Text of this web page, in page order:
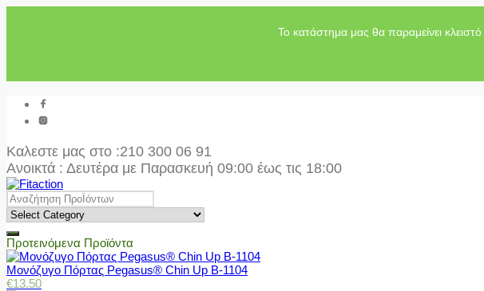
Το κατάστημα μας θα παραμείνει
Καλεστε μας στο :210 300 06 91
Ανοικτά : Δευτέρα με Παρασκευή 09:00 έως τις 18:00
Προτεινόμενα Προϊόντα
Μονόζυγο Πόρτας Pegasus® Chin Up Β-1104
€13.50